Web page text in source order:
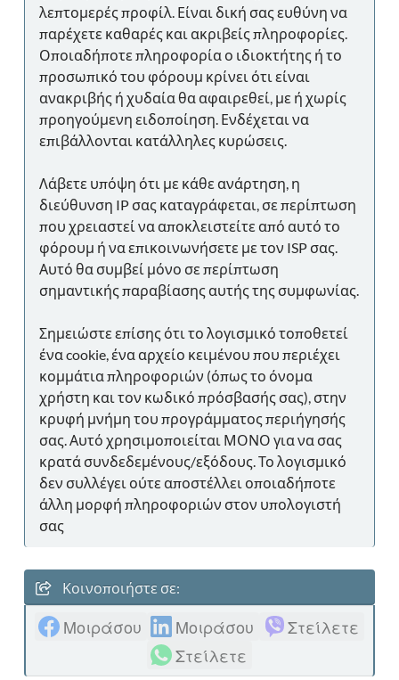
λεπτομερές προφίλ. Είναι δική σας ευθύνη να
παρέχετε καθαρές και ακριβείς πληροφορίες.
Οποιαδήποτε πληροφορία ο ιδιοκτήτης ή το
προσωπικό του φόρουμ κρίνει ότι είναι
ανακριβής ή χυδαία θα αφαιρεθεί, με ή χωρίς
προηγούμενη ειδοποίηση. Ενδέχεται να
επιβάλλονται κατάλληλες κυρώσεις.
Λάβετε υπόψη ότι με κάθε ανάρτηση, η
διεύθυνση IP σας καταγράφεται, σε περίπτωση
που χρειαστεί να αποκλειστείτε από αυτό το
φόρουμ ή να επικοινωνήσετε με τον ISP σας.
Αυτό θα συμβεί μόνο σε περίπτωση
σημαντικής παραβίασης αυτής της συμφωνίας.
Σημειώστε επίσης ότι το λογισμικό τοποθετεί
ένα cookie, ένα αρχείο κειμένου που περιέχει
κομμάτια πληροφοριών (όπως το όνομα
χρήστη και τον κωδικό πρόσβασής σας), στην
κρυφή μνήμη του προγράμματος περιήγησής
σας. Αυτό χρησιμοποιείται ΜΟΝΟ για να σας
κρατά συνδεδεμένους/εξόδους. Το λογισμικό
δεν συλλέγει ούτε αποστέλλει οποιαδήποτε
άλλη μορφή πληροφοριών στον υπολογιστή
σας
Κοινοποιήστε σε:
Μοιράσου Μοιράσου
Στείλετε
Στείλετε